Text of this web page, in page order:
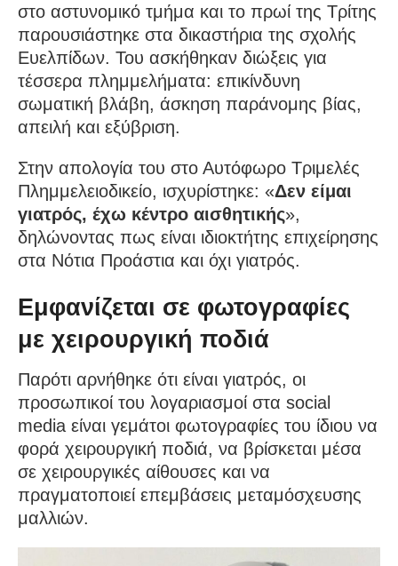
στο αστυνομικό τμήμα και το πρωί της Τρίτης
παρουσιάστηκε στα δικαστήρια της σχολής
Ευελπίδων. Του ασκήθηκαν διώξεις για
τέσσερα πλημμελήματα: επικίνδυνη
σωματική βλάβη, άσκηση παράνομης βίας,
απειλή και εξύβριση.
Στην απολογία του στο Αυτόφωρο Τριμελές
Πλημμελειοδικείο, ισχυρίστηκε: «Δεν είμαι
γιατρός, έχω κέντρο αισθητικής»,
δηλώνοντας πως είναι ιδιοκτήτης επιχείρησης
στα Νότια Προάστια και όχι γιατρός.
Εμφανίζεται σε φωτογραφίες
με χειρουργική ποδιά
Παρότι αρνήθηκε ότι είναι γιατρός, οι
προσωπικοί του λογαριασμοί στα social
media είναι γεμάτοι φωτογραφίες του ίδιου να
φορά χειρουργική ποδιά, να βρίσκεται μέσα
σε χειρουργικές αίθουσες και να
πραγματοποιεί επεμβάσεις μεταμόσχευσης
μαλλιών.